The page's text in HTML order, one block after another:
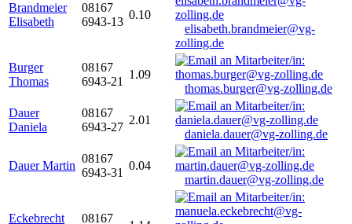
Brandmeier
Elisabeth
08167
6943-13
0.10
elisabeth.brandmeier@vg-
zolling.de
Burger
Thomas
08167
6943-21
1.09
thomas.burger@vg-zolling.de
Dauer
Daniela
08167
6943-27
2.01
daniela.dauer@vg-zolling.de
Dauer Martin
08167
6943-31
0.04
martin.dauer@vg-zolling.de
Eckebrecht
08167